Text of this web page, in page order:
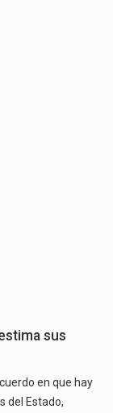
sus
en que hay
del Estado,